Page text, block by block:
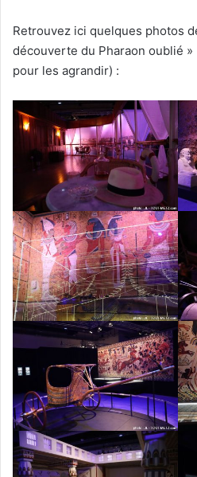
Retrouvez ici quelques photos
découverte du Pharaon oublié
pour les agrandir) :